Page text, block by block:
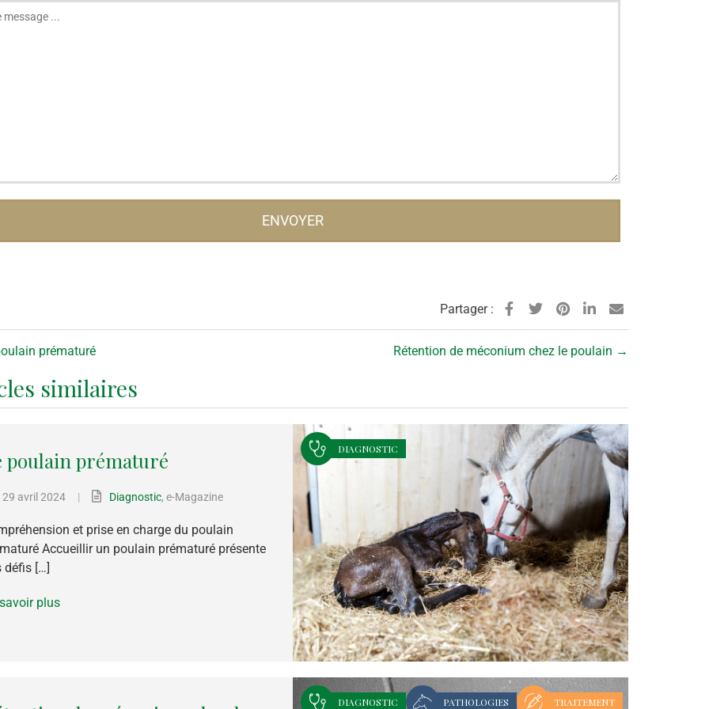
Partager :
prématuré Rétention de méconium chez le poulain →
similaires
DIAGNOSTIC
poulain prématuré
29 avril 2024 | Diagnostic, e-Magazine
et prise en charge du poulain
Accueillir un poulain prématuré présente
défis […]
plus
DIAGNOSTIC PATHOLOGIES TRAITEMENT